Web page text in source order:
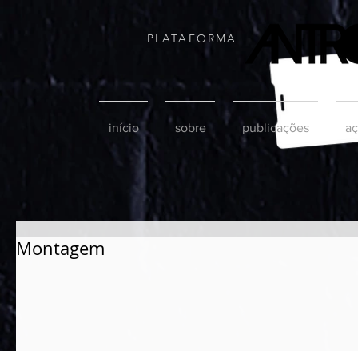
PLATAFORMA
início sobre publicações
Montagem